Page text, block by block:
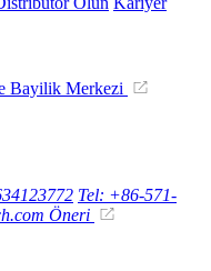
Bayilik Merkezi
Tel: +86-571-
Öneri